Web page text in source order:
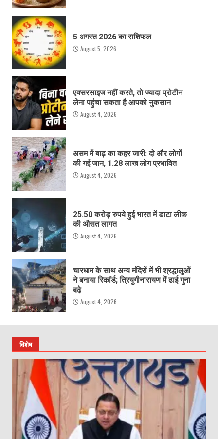
5 अगस्त 2026 का राशिफल
August 5, 2026
एक्सरसाइज नहीं करते, तो ज्यादा प्रोटीन
लेना पहुंचा सकता है आपको नुकसान
August 4, 2026
असम में बाढ़ का कहर जारी: दो और लोगों
की गई जान, 1.28 लाख लोग प्रभावित
August 4, 2026
25.50 करोड़ रुपये हुई भारत में डाटा लीक
की औसत लागत
August 4, 2026
चारधाम के साथ अन्य मंदिरों में भी श्रद्धालुओं
ने बनाया रिकॉर्ड; त्रियुगीनारायण में ढाई गुना
बढ़े
August 4, 2026
विशेष